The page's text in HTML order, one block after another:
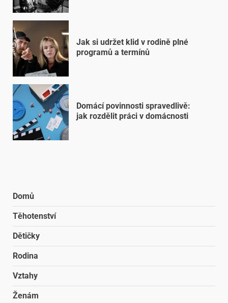
Jak si udržet klid v rodině plné
programů a termínů
Domácí povinnosti spravedlivě:
jak rozdělit práci v domácnosti
Domů
Těhotenství
Dětičky
Rodina
Vztahy
Ženám